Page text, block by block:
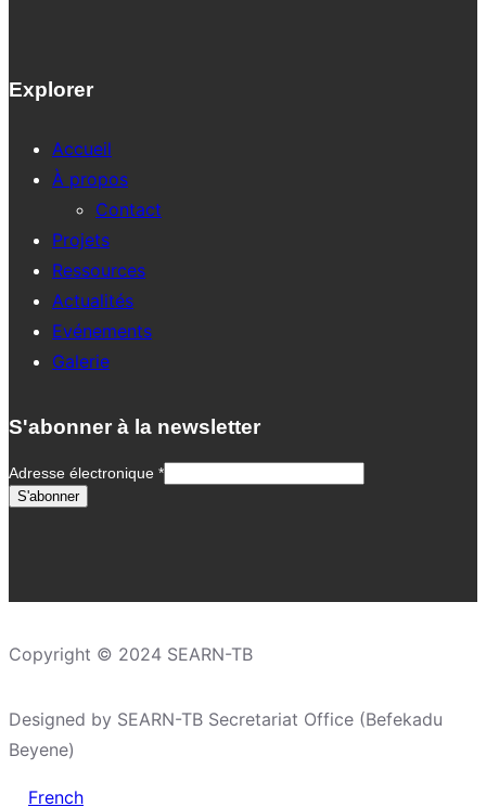
Explorer
Accueil
À propos
Contact
Projets
Ressources
Actualités
Evénements
Galerie
S'abonner à la newsletter
Adresse électronique *
Copyright © 2024 SEARN-TB
Designed by SEARN-TB Secretariat Office (Befekadu
Beyene)
French